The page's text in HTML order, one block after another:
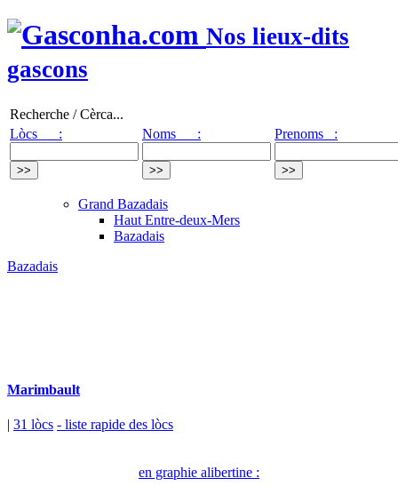
Nos lieux-dits
gascons
Recherche / Cèrca...
Lòcs :
Noms : Prenoms :
Grand Bazadais
Haut Entre-deux-Mers
Bazadais
Bazadais
Marimbault
| 31 lòcs - liste rapide des lòcs
en graphie alibertine :